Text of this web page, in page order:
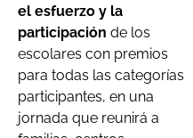
el esfuerzo y la
participación de los
escolares con premios
para todas las categorías
participantes, en una
jornada que reunirá a